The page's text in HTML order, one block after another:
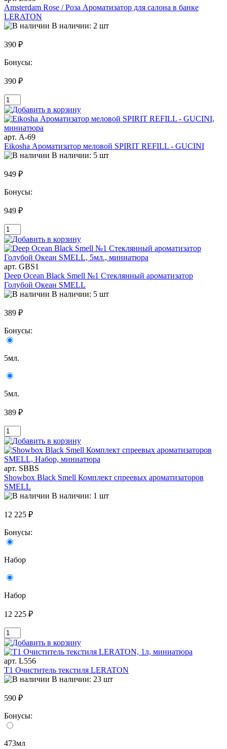
Amsterdam Rose / Роза Ароматизатор для салона в банке
LERATON
В наличии: 2 шт
390 ₽
Бонусы:
390 ₽
арт. A-69
Eikosha Ароматизатор меловой SPIRIT REFILL - GUCINI
В наличии: 5 шт
949 ₽
Бонусы:
949 ₽
арт. GBS1
Deep Ocean Black Smell №1 Стеклянный ароматизатор
Голубой Океан SMELL
В наличии: 5 шт
389 ₽
Бонусы:
5мл.
5мл.
389 ₽
арт. SBBS
Showbox Black Smell Комплект спреевых ароматизаторов
SMELL
В наличии: 1 шт
12 225 ₽
Бонусы:
Набор
Набор
12 225 ₽
арт. L556
T1 Очиститель текстиля LERATON
В наличии: 23 шт
590 ₽
Бонусы:
473мл